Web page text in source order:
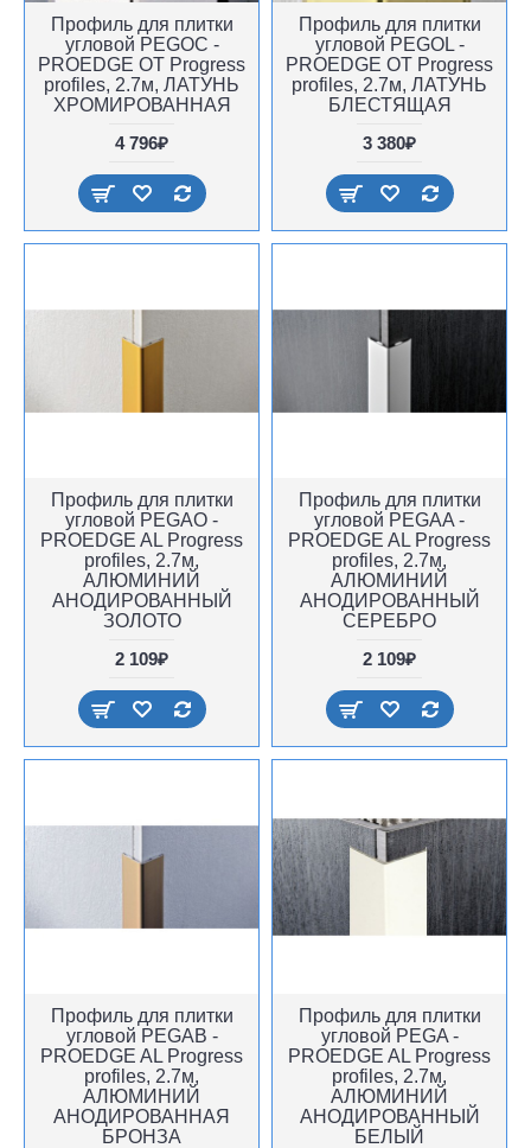
Профиль для плитки
угловой PEGOC -
PROEDGE OT Progress
profiles, 2.7м, ЛАТУНЬ
ХРОМИРОВАННАЯ
4 796₽
Профиль для плитки
угловой PEGOL -
PROEDGE OT Progress
profiles, 2.7м, ЛАТУНЬ
БЛЕСТЯЩАЯ
3 380₽
Профиль для плитки
угловой PEGAO -
PROEDGE AL Progress
profiles, 2.7м,
АЛЮМИНИЙ
АНОДИРОВАННЫЙ
ЗОЛОТО
2 109₽
Профиль для плитки
угловой PEGAA -
PROEDGE AL Progress
profiles, 2.7м,
АЛЮМИНИЙ
АНОДИРОВАННЫЙ
СЕРЕБРО
2 109₽
Профиль для плитки
угловой PEGAB -
PROEDGE AL Progress
profiles, 2.7м,
АЛЮМИНИЙ
АНОДИРОВАННАЯ
БРОНЗА
Профиль для плитки
угловой PEGA -
PROEDGE AL Progress
profiles, 2.7м,
АЛЮМИНИЙ
АНОДИРОВАННЫЙ
БЕЛЫЙ